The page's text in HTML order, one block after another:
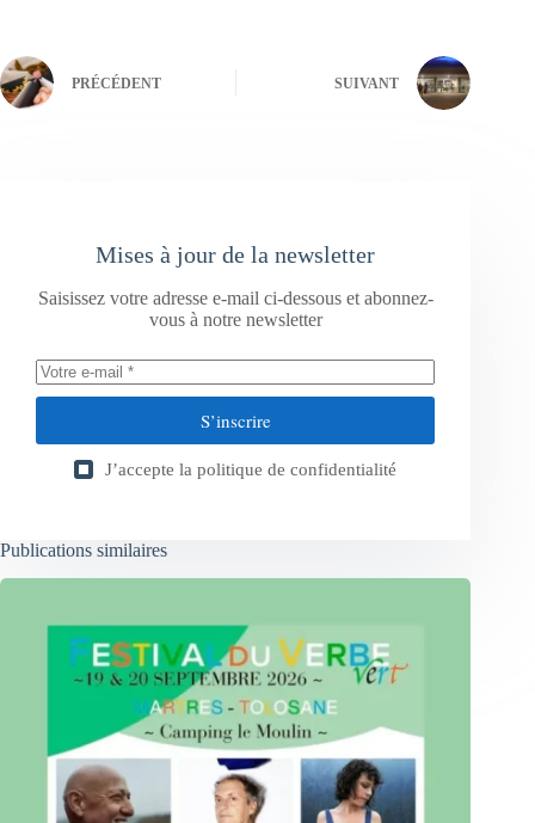
PRÉCÉDENT SUIVANT
Mises à jour de la newsletter
Saisissez votre adresse e-mail ci-dessous et abonnez-
vous à notre newsletter
S’inscrire
J’accepte la politique de confidentialité
Publications similaires